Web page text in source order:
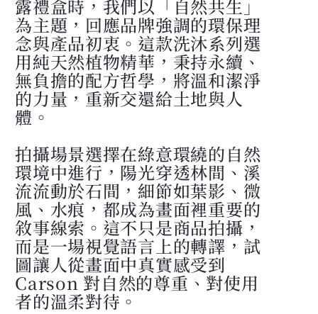
露禮盒時，我們以「自然共生」
為主題，回應品牌強調的環保理
念與產品初衷。這款洗沐系列選
用純天然植物精華，秉持永續、
無負擔的配方哲學，將溫和潔淨
的力量，重新交還給土地與人
體。
拍攝場景選擇在綠意環繞的自然
環境中進行，陽光穿透林間、溪
流流動於石間，細節如葉影、微
風、水痕，都成為畫面裡重要的
敘事線索。這不只是商品拍攝，
而是一場視覺語言上的轉譯，試
圖讓人從畫面中真實感受到
Carson 對自然的尊重、對使用
者的溫柔對待。